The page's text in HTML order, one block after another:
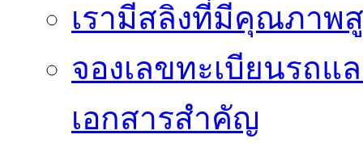
เรามีสลิงที่มีคุณภาพ
จองเลขทะเบียนรถแ
เอกสารสำคัญ